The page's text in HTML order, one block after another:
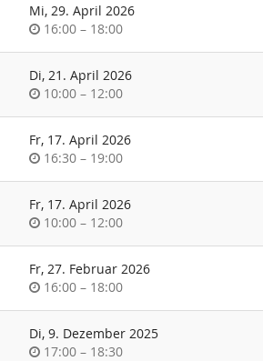
Mi, 29. April 2026
Uhrzeit
16:00 –bis
18:00
Di, 21. April 2026
Uhrzeit
10:00 –bis
12:00
Fr, 17. April 2026
Uhrzeit
16:30 –bis
19:00
Fr, 17. April 2026
Uhrzeit
10:00 –bis
12:00
Fr, 27. Februar 2026
Uhrzeit
16:00 –bis
18:00
Di, 9. Dezember 2025
Uhrzeit
17:00 –bis
18:30